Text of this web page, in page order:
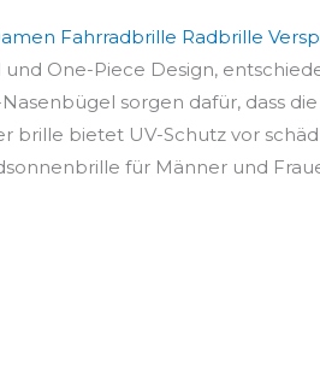
Fahrradbrille Radbrille
und One-Piece Design,
sorgen dafür, dass
brille bietet UV-Schutz vor
für Männer und